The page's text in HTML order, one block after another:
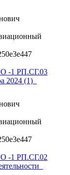
-1 РП.СГ.03
2024 (1)_
-1 РП.СГ.02